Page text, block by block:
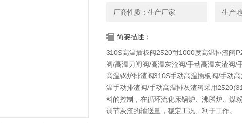
厂商性质：生产厂家 生产
简要描述：
310S高温插板阀2520耐1000度高温排渣阀
阀/高温刀闸阀/高温灰渣阀/手动高温灰渣阀/
高温锅炉排渣阀310S手动高温插板阀/手动
温手动排渣阀/手动高温排灰渣阀采用
料的控制，在循环流化床锅炉、沸腾炉、煤
调节灰渣的输送量，稳定工况、利于工作。